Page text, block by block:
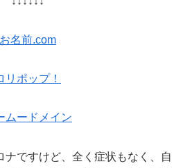
お名前.com
リポップ！
ムードメイン
ナですけど、全く症状もなく、自